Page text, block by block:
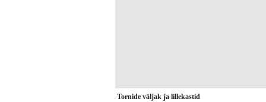
Tornide väljak ja lillekastid